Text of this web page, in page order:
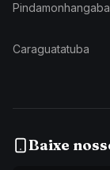
Pindamonhangaba
Caraguatatuba
Baixe